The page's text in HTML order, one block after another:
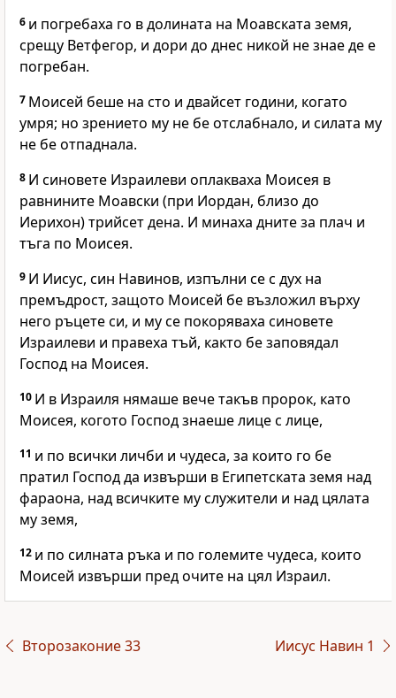
6 и погребаха го в долината на Моавската земя,
срещу Ветфегор, и дори до днес никой не знае де е
погребан.
7 Моисей беше на сто и двайсет години, когато
умря; но зрението му не бе отслабнало, и силата му
не бе отпаднала.
8 И синовете Израилеви оплакваха Моисея в
равнините Моавски (при Иордан, близо до
Иерихон) трийсет дена. И минаха дните за плач и
тъга по Моисея.
9 И Иисус, син Навинов, изпълни се с дух на
премъдрост, защото Моисей бе възложил върху
него ръцете си, и му се покоряваха синовете
Израилеви и правеха тъй, както бе заповядал
Господ на Моисея.
10 И в Израиля нямаше вече такъв пророк, като
Моисея, когото Господ знаеше лице с лице,
11 и по всички личби и чудеса, за които го бе
пратил Господ да извърши в Египетската земя над
фараона, над всичките му служители и над цялата
му земя,
12 и по силната ръка и по големите чудеса, които
Моисей извърши пред очите на цял Израил.
Второзаконие 33 Иисус Навин 1